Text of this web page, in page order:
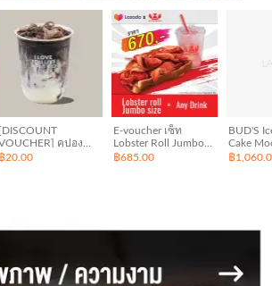
[DISCOUNT
คูปอง
ส่วนลด 20 บาท
฿20.00
E-voucher เซ็ท
Lobster Roll Jumbo
Size (ราคาพิเศษ)
฿685.00
BUD'S
Cake
Fudge
฿